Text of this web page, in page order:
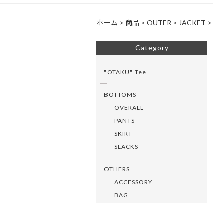
ホーム > 商品 > OUTER > JACKET >
Category
"OTAKU" Tee
BOTTOMS
OVERALL
PANTS
SKIRT
SLACKS
OTHERS
ACCESSORY
BAG